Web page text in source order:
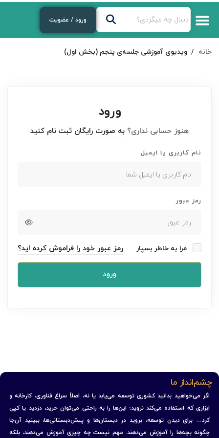
ورود / عضویت
خانه ویدیوی آموزشی جلسه‌ی پنجم (بخش اول)
ورود
هنوز حسابی نداری؟ به صورت رایگان ثبت نام کنید
نام کاربری یا ایمیل
رمز عبور
مرا به خاطر بسپار رمز عبور خود را فراموش کرده اید؟
ورود
چشم‌انداز ما
اگر می‌خواهید بدانید کشوری توسعه می‌یابد یا نه، اصلاً سراغ فناوری، کارخانه و
ابزاری که استفاده می‌کند نروید؛ این‌ها را به راحتی می‌توان خرید، دزدید یا کپی
کرد… برای دیدن توسعه، بروید در دبستان‌ها و پیش‌دبستانی‌ها، ببینید آن‌جا
چگونه بچه‌ها را آموزش می‌دهند. مهم نیست چه چیزی آموزش می‌دهند، بلکه